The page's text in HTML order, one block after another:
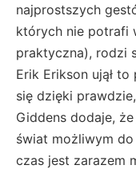
najprostszych
których nie potrafi
praktyczna), rodzi
Erik Erikson ujął
się dzięki
Giddens dodaje,
świat możliwym do
czas jest zarazem